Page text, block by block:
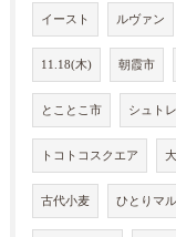
イースト ルヴァン
11.18(木) 朝霞市
とことこ市 シュト
トコトコスクエア
古代小麦 ひとりマ